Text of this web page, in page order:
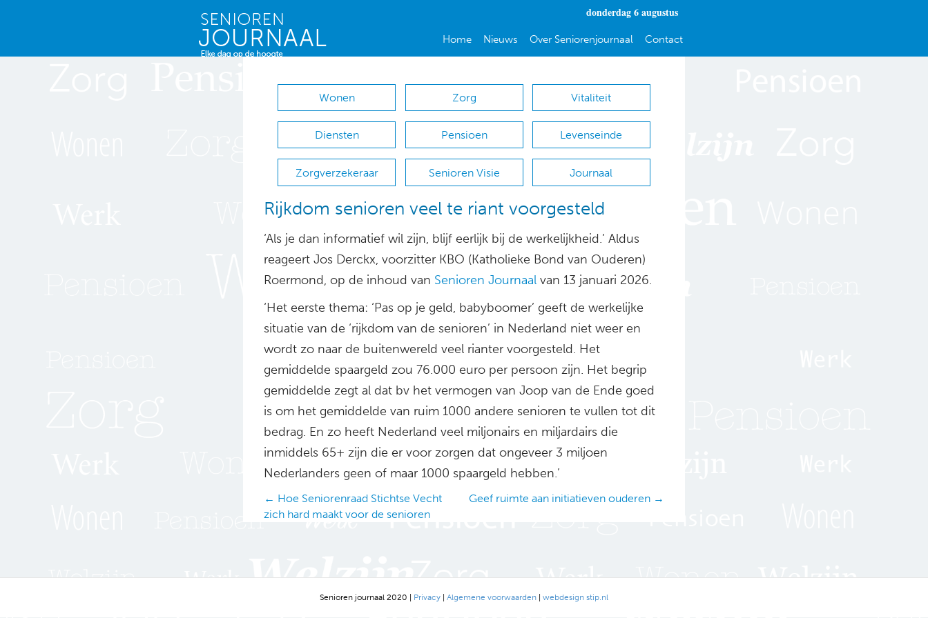
donderdag 6 augustus
Home Nieuws Over Seniorenjournaal Contact
Wonen Zorg Vitaliteit
Diensten Pensioen Levenseinde
Zorgverzekeraar Senioren Visie Journaal
Rijkdom senioren veel te riant voorgesteld
‘Als je dan informatief wil zijn, blijf eerlijk bij de werkelijkheid.’ Aldus
reageert Jos Derckx, voorzitter KBO (Katholieke Bond van Ouderen)
Roermond, op de inhoud van Senioren Journaal van 13 januari 2026.
‘Het eerste thema: ‘Pas op je geld, babyboomer’ geeft de werkelijke
situatie van de ‘rijkdom van de senioren’ in Nederland niet weer en
wordt zo naar de buitenwereld veel rianter voorgesteld. Het
gemiddelde spaargeld zou 76.000 euro per persoon zijn. Het begrip
gemiddelde zegt al dat bv het vermogen van Joop van de Ende goed
is om het gemiddelde van ruim 1000 andere senioren te vullen tot dit
bedrag. En zo heeft Nederland veel miljonairs en miljardairs die
inmiddels 65+ zijn die er voor zorgen dat ongeveer 3 miljoen
Nederlanders geen of maar 1000 spaargeld hebben.’
Posts
navigation
← Hoe Seniorenraad Stichtse Vecht
zich hard maakt voor de senioren
Geef ruimte aan initiatieven ouderen →
Senioren journaal 2020 | Privacy | Algemene voorwaarden | webdesign stip.nl